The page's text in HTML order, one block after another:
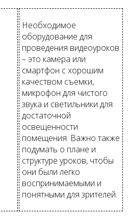
Необходимое
оборудование для
проведения видеоуроков
– это камера или
смартфон с хорошим
качеством съемки,
микрофон для чистого
звука и светильники для
достаточной
освещенности
помещения. Важно также
подумать о плане и
структуре уроков, чтобы
они были легко
воспринимаемыми и
понятными для зрителей.